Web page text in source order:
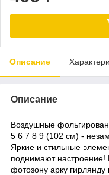
Описание
Описание
Воздушные
5 6 7 8 9 (102 см) -
Яркие и стильные
поднимают настроение!
фотозону арку